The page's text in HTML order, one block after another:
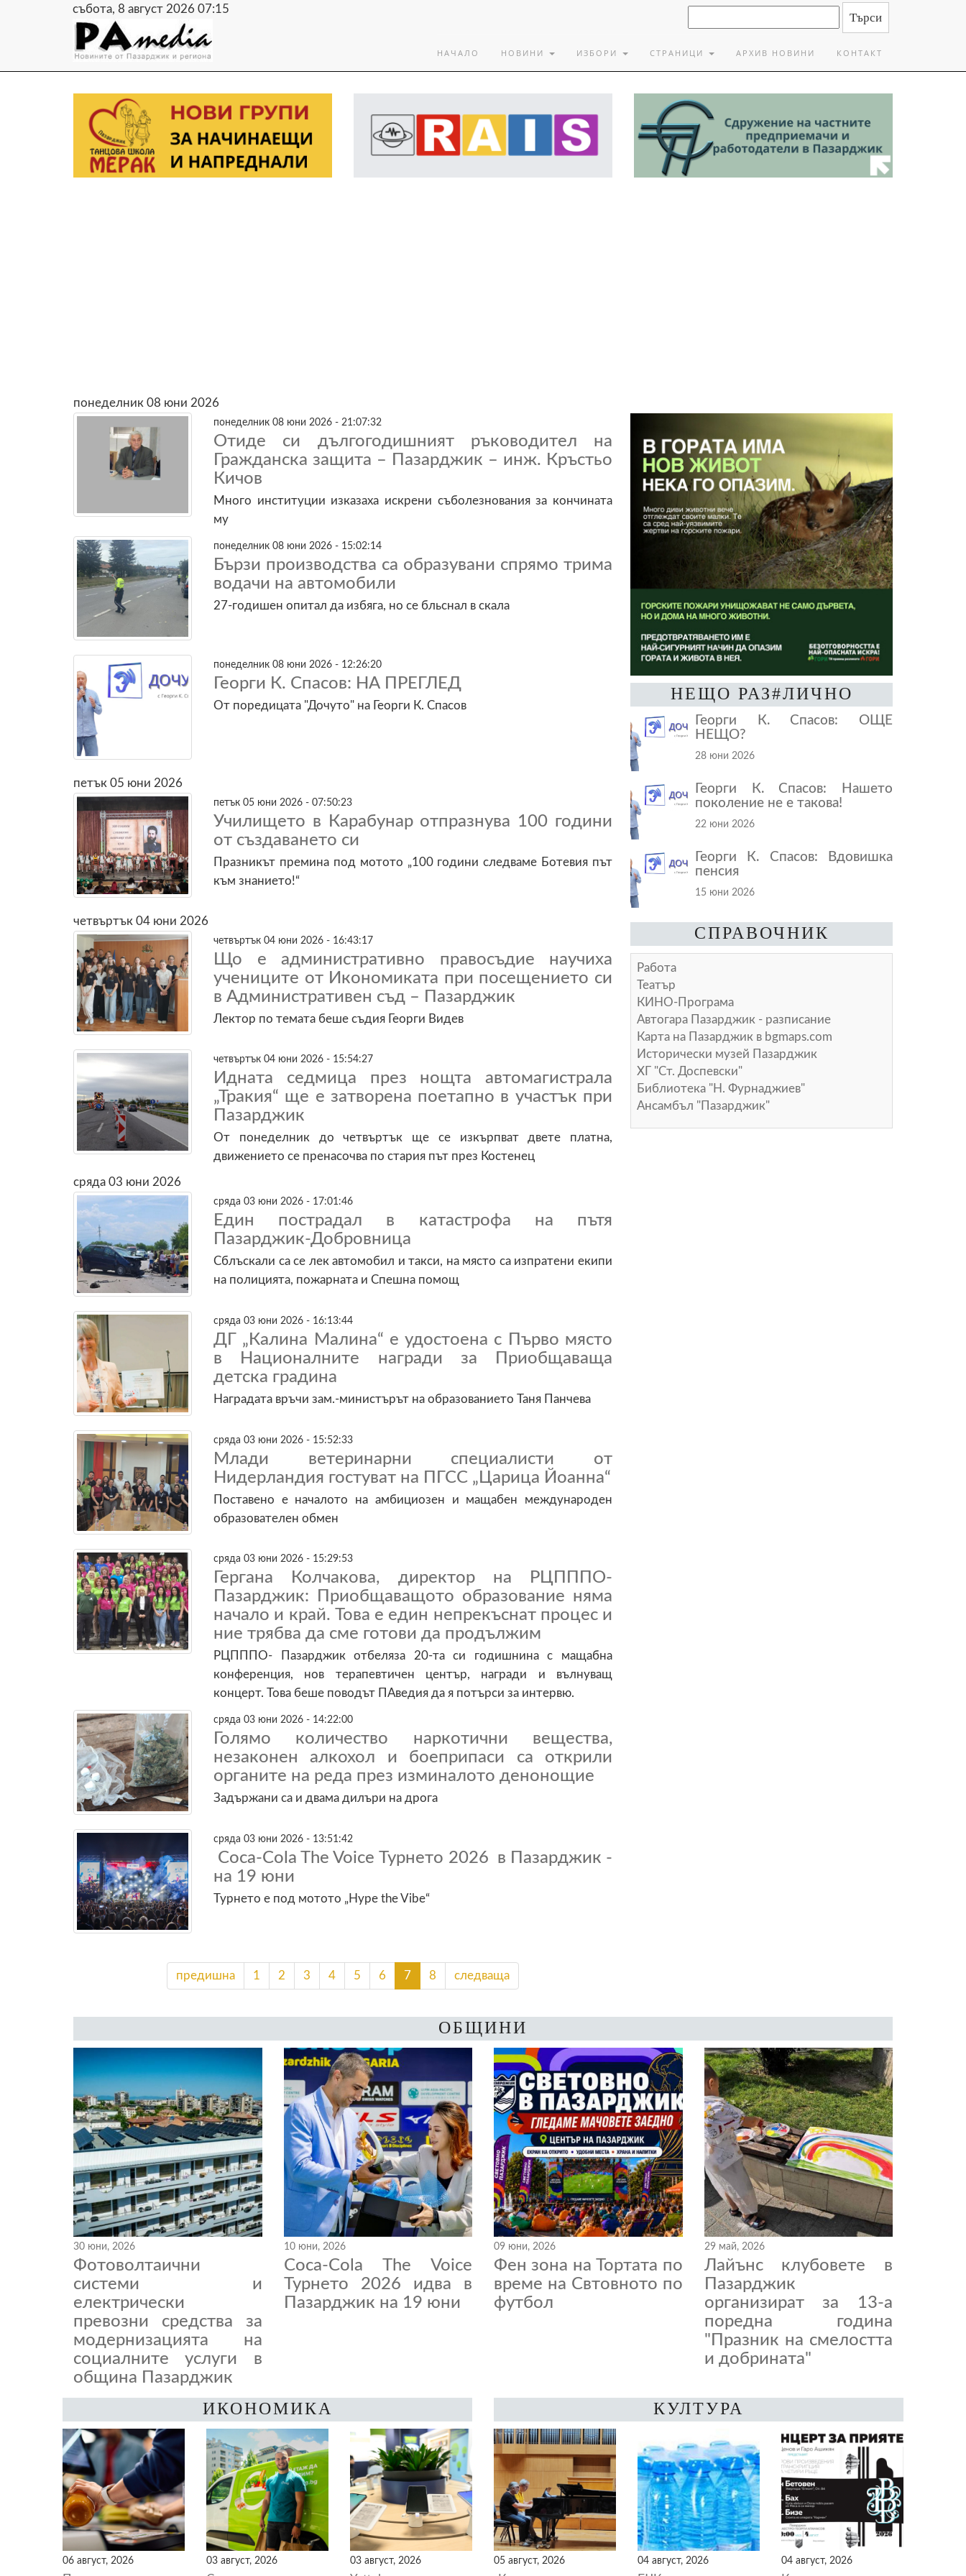
събота, 8 август 2026 07:15
НАЧАЛО НОВИНИ ИЗБОРИ СТРАНИЦИ АРХИВ НОВИНИ КОНТАКТ
понеделник 08 юни 2026
понеделник 08 юни 2026 - 21:07:32
Отиде си дългогодишният ръководител на
Гражданска защита – Пазарджик – инж. Кръстьо
Кичов
Много институции изказаха искрени съболезнования за кончината
му
понеделник 08 юни 2026 - 15:02:14
Бързи производства са образувани спрямо трима
водачи на автомобили
27-годишен опитал да избяга, но се бльснал в скала
понеделник 08 юни 2026 - 12:26:20
Георги К. Спасов: НА ПРЕГЛЕД
От поредицата "Дочуто" на Георги К. Спасов
петък 05 юни 2026
петък 05 юни 2026 - 07:50:23
Училището в Карабунар отпразнува 100 години
от създаването си
Празникът премина под мотото „100 години следваме Ботевия път
към знанието!“
четвъртък 04 юни 2026
четвъртък 04 юни 2026 - 16:43:17
Що е административно правосъдие научиха
учениците от Икономиката при посещението си
в Административен съд – Пазарджик
Лектор по темата беше съдия Георги Видев
четвъртък 04 юни 2026 - 15:54:27
Идната седмица през нощта автомагистрала
„Тракия“ ще е затворена поетапно в участък при
Пазарджик
От понеделник до четвъртък ще се изкърпват двете платна,
движението се пренасочва по стария път през Костенец
сряда 03 юни 2026
сряда 03 юни 2026 - 17:01:46
Един пострадал в катастрофа на пътя
Пазарджик-Добровница
Сблъскали са се лек автомобил и такси, на място са изпратени екипи
на полицията, пожарната и Спешна помощ
сряда 03 юни 2026 - 16:13:44
ДГ „Калина Малина“ е удостоена с Първо място
в Националните награди за Приобщаваща
детска градина
Наградата връчи зам.-министърът на образованието Таня Панчева
сряда 03 юни 2026 - 15:52:33
Млади ветеринарни специалисти от
Нидерландия гостуват на ПГСС „Царица Йоанна“
Поставено е началото на амбициозен и мащабен международен
образователен обмен
сряда 03 юни 2026 - 15:29:53
Гергана Колчакова, директор на РЦПППО-
Пазарджик: Приобщаващото образование няма
начало и край. Това е един непрекъснат процес и
ние трябва да сме готови да продължим
РЦПППО- Пазарджик отбеляза 20-та си годишнина с мащабна
конференция, нов терапевтичен център, награди и вълнуващ
концерт. Това беше поводът ПАведия да я потърси за интервю.
сряда 03 юни 2026 - 14:22:00
Голямо количество наркотични вещества,
незаконен алкохол и боеприпаси са открили
органите на реда през изминалото денонощие
Задържани са и двама дилъри на дрога
сряда 03 юни 2026 - 13:51:42
Coca-Cola The Voice Турнето 2026 в Пазарджик -
на 19 юни
Турнето е под мотото „Hype the Vibe“
предишна 1 2 3 4 5 6 7 8 следваща
НЕЩО РАЗ#ЛИЧНО
Георги К. Спасов: ОЩЕ
НЕЩО?
28 юни 2026
Георги К. Спасов: Нашето
поколение не е такова!
22 юни 2026
Георги К. Спасов: Вдовишка
пенсия
15 юни 2026
СПРАВОЧНИК
Работа
Театър
КИНО-Програма
Автогара Пазарджик - разписание
Карта на Пазарджик в bgmaps.com
Исторически музей Пазарджик
ХГ "Ст. Доспевски"
Библиотека "Н. Фурнаджиев"
Ансамбъл "Пазарджик"
ОБЩИНИ
30 юни, 2026
Фотоволтаични
системи и
електрически
превозни средства за
модернизацията на
социалните услуги в
община Пазарджик
10 юни, 2026
Coca-Cola The Voice
Турнето 2026 идва в
Пазарджик на 19 юни
09 юни, 2026
Фен зона на Тортата по
време на Свтовното по
футбол
29 май, 2026
Лайънс клубовете в
Пазарджик
организират за 13-а
поредна година
"Празник на смелостта
и добрината"
ИКОНОМИКА
06 август, 2026 03 август, 2026 03 август, 2026
КУЛТУРА
05 август, 2026 04 август, 2026 04 август, 2026